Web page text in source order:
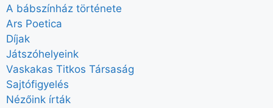
A bábszínház története
Ars Poetica
Díjak
Játszóhelyeink
Vaskakas Titkos Társaság
Sajtófigyelés
Nézőink írták